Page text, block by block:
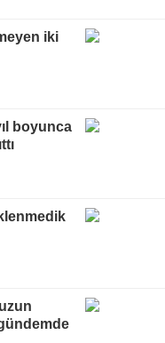
iki
boyunca